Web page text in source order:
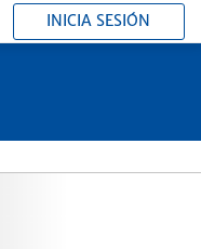
INICIA SESIÓN